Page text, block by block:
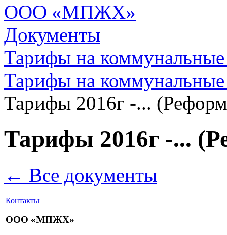
ООО «МПЖХ»
Документы
Тарифы на
Тарифы на
Тарифы 2016г -...
Тарифы 2016г -...
← Все документы
Контакты
ООО «МПЖХ»